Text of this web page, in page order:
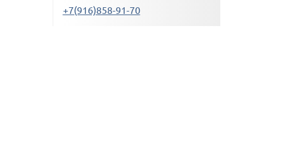
+7(916)858-91-70